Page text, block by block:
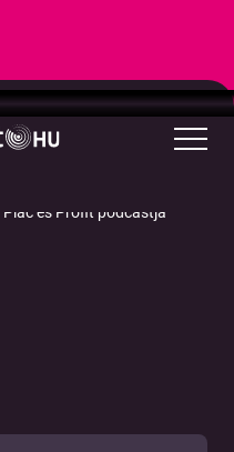
és Profit podcastja